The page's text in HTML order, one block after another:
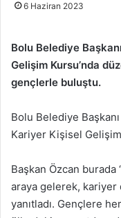
6 Haziran 2023
Bolu Belediye
Gelişim Kursu’nda
gençlerle buluştu.
Bolu Belediye
Kariyer Kişisel
Başkan Özcan
araya gelerek, kariyer
yanıtladı. Gençlere